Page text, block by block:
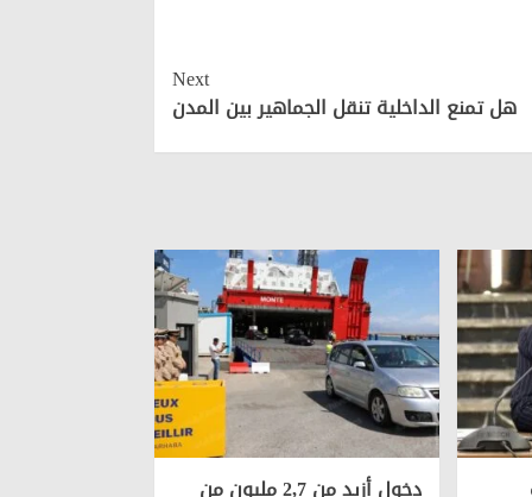
Next
هل تمنع الداخلية تنقل الجماهير بين المدن
دخول أزيد من 2,7 مليون من